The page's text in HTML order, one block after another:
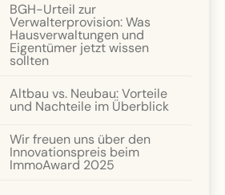
BGH-Urteil zur
Verwalterprovision: Was
Hausverwaltungen und
Eigentümer jetzt wissen
sollten
Altbau vs. Neubau: Vorteile
und Nachteile im Überblick
Wir freuen uns über den
Innovationspreis beim
ImmoAward 2025